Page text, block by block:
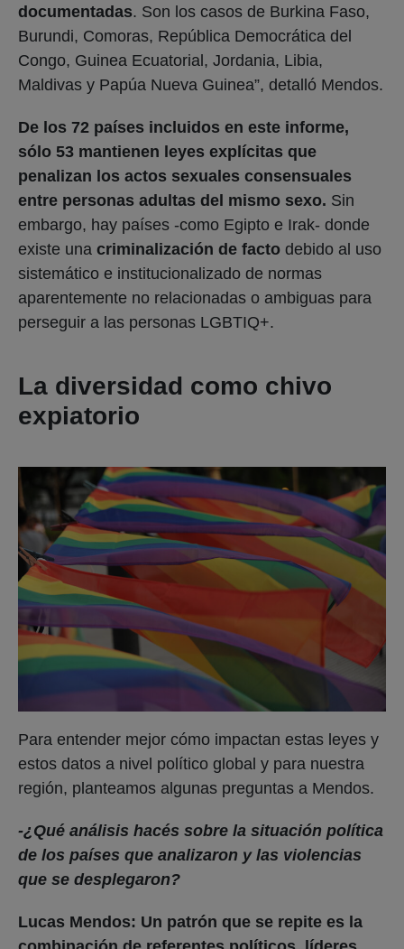
documentadas. Son los casos de Burkina Faso,
Burundi, Comoras, República Democrática del
Congo, Guinea Ecuatorial, Jordania, Libia,
Maldivas y Papúa Nueva Guinea”, detalló Mendos.
De los 72 países incluidos en este informe,
sólo 53 mantienen leyes explícitas que
penalizan los actos sexuales consensuales
entre personas adultas del mismo sexo. Sin
embargo, hay países -como Egipto e Irak- donde
existe una criminalización de facto debido al uso
sistemático e institucionalizado de normas
aparentemente no relacionadas o ambiguas para
perseguir a las personas LGBTIQ+.
La diversidad como chivo
expiatorio
Para entender mejor cómo impactan estas leyes y
estos datos a nivel político global y para nuestra
región, planteamos algunas preguntas a Mendos.
-¿Qué análisis hacés sobre la situación política
de los países que analizaron y las violencias
que se desplegaron?
Lucas Mendos: Un patrón que se repite es la